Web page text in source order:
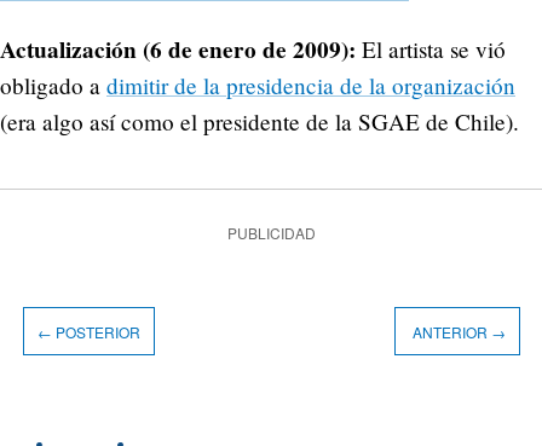
Actualización (6 de enero de 2009): El artista se vió
obligado a dimitir de la presidencia de la organización
(era algo así como el presidente de la SGAE de Chile).
PUBLICIDAD
← POSTERIOR ANTERIOR →